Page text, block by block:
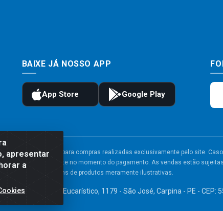
apresentar
a
BAIXE JÁ NOSSO APP
e frete são válidos para compras realizadas exclusivamente pelo site.
de compras do site no momento do pagamento. As vendas estão
Imagens de produtos meramente ilustrativas.
- Av. Congresso Eucarístico, 1179 - São José, Carpina - PE -